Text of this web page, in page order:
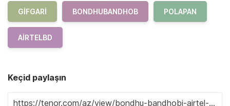
GIFGARI BONDHUBANDHOB POLAPAN
AIRTELBD
Keçid paylaşın